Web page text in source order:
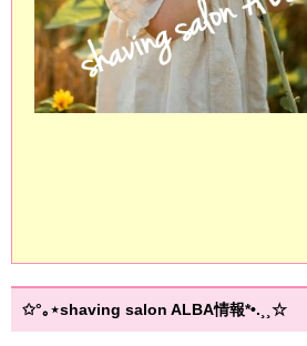
✩°｡⋆shaving salon ALBA情報*•.¸¸☆